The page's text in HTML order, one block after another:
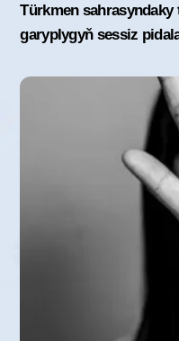
Türkmen
garyplygyň sessiz